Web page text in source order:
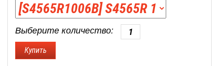
Выберите количество: